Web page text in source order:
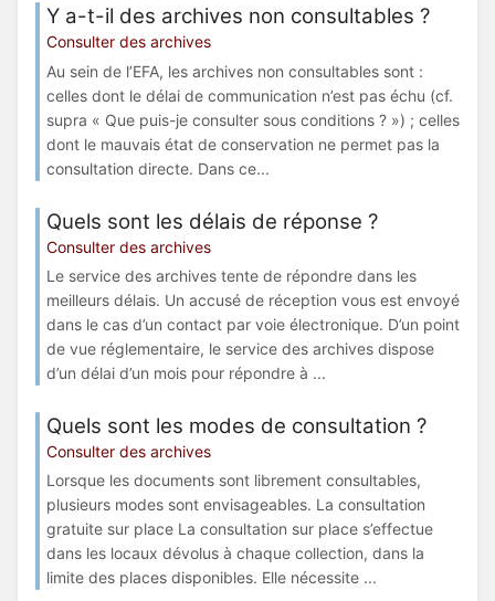
Y a-t-il des archives non consultables ?
Consulter des archives
Au sein de l’EFA, les archives non consultables sont :
celles dont le délai de communication n’est pas échu (cf.
supra « Que puis-je consulter sous conditions ? ») ; celles
dont le mauvais état de conservation ne permet pas la
consultation directe. Dans ce...
Quels sont les délais de réponse ?
Consulter des archives
Le service des archives tente de répondre dans les
meilleurs délais. Un accusé de réception vous est envoyé
dans le cas d’un contact par voie électronique. D’un point
de vue réglementaire, le service des archives dispose
d’un délai d’un mois pour répondre à ...
Quels sont les modes de consultation ?
Consulter des archives
Lorsque les documents sont librement consultables,
plusieurs modes sont envisageables. La consultation
gratuite sur place La consultation sur place s’effectue
dans les locaux dévolus à chaque collection, dans la
limite des places disponibles. Elle nécessite ...